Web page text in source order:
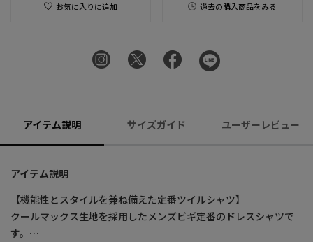
お気に入りに追加 過去の購入商品をみる
アイテム説明 サイズガイド ユーザーレビュー
アイテム説明
【機能性とスタイルを兼ね備えた定番ツイルシャツ】
クールマックス生地を採用したメンズビギ定番のドレスシャツで
す。